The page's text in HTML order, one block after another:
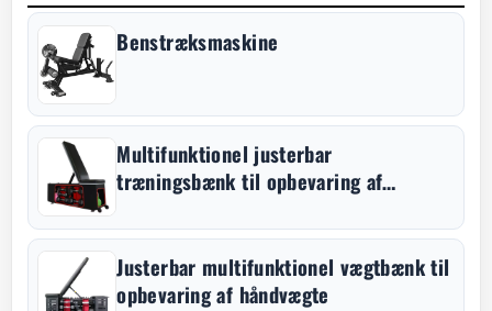
Benstræksmaskine
Multifunktionel justerbar
træningsbænk til opbevaring af
Justerbar multifunktionel vægtbænk til
opbevaring af håndvægte